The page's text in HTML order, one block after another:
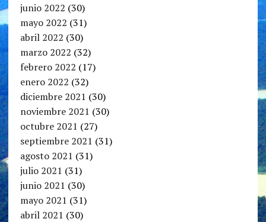
junio 2022 (30)
mayo 2022 (31)
abril 2022 (30)
marzo 2022 (32)
febrero 2022 (17)
enero 2022 (32)
diciembre 2021 (30)
noviembre 2021 (30)
octubre 2021 (27)
septiembre 2021 (31)
agosto 2021 (31)
julio 2021 (31)
junio 2021 (30)
mayo 2021 (31)
abril 2021 (30)